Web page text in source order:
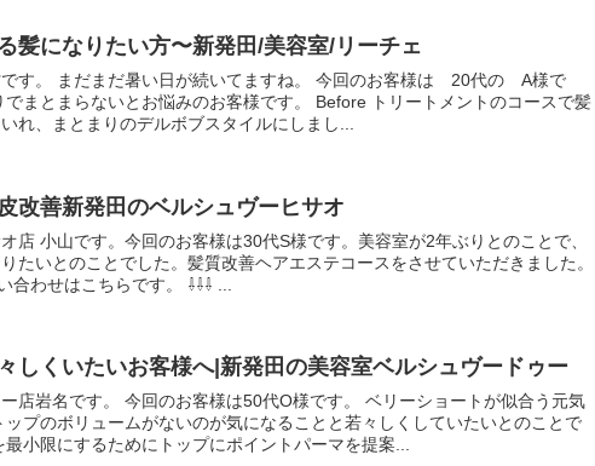
髪になりたい方〜新発田/美容室/リーチェ
す。 まだまだ暑い日が続いてますね。 今回のお客様は 20代の A様で
でまとまらないとお悩みのお客様です。 Before トリートメントのコースで髪
れ、まとまりのデルボブスタイルにしまし...
改善新発田のベルシュヴーヒサオ
店 小山です。今回のお客様は30代S様です。美容室が2年ぶりとのことで、
たいとのことでした。髪質改善ヘアエステコースをさせていただきました。
合わせはこちらです。 ⇩⇩⇩ ...
しくいたいお客様へ|新発田の美容室ベルシュヴードゥー
店岩名です。 今回のお客様は50代O様です。 ベリーショートが似合う元気
ップのボリュームがないのが気になることと若々しくしていたいとのことで
最小限にするためにトップにポイントパーマを提案...